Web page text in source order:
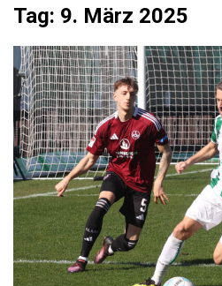
Tag: 9. März 2025